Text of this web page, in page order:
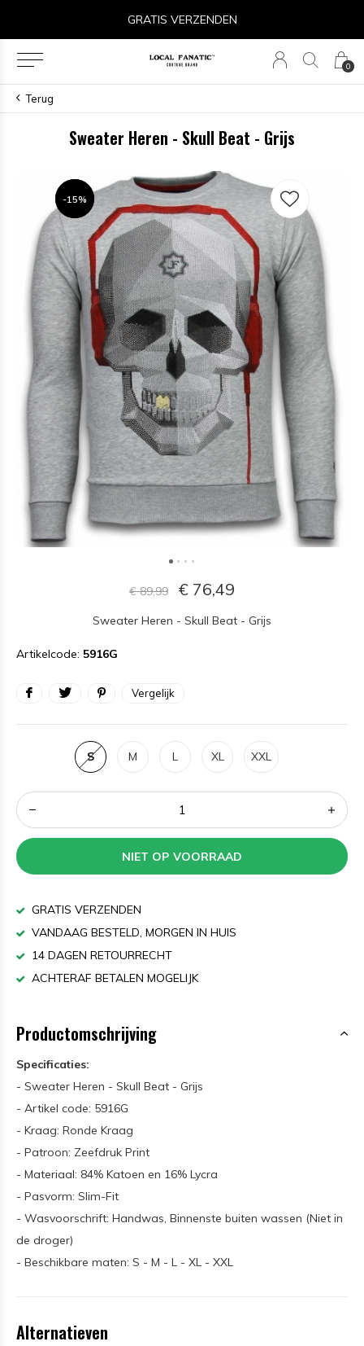
0
GRATIS VERZENDEN
Terug
Sweater Heren - Skull Beat - Grijs
-15%
-15%
€ 89,99 € 76,49
Sweater Heren - Skull Beat - Grijs
Artikelcode: 5916G
Vergelijk
S M L XL XXL
NIET OP VOORRAAD
GRATIS VERZENDEN
VANDAAG BESTELD, MORGEN IN HUIS
14 DAGEN RETOURRECHT
ACHTERAF BETALEN MOGELIJK
Productomschrijving
Specificaties:
- Sweater Heren - Skull Beat - Grijs
- Artikel code: 5916G
- Kraag: Ronde Kraag
- Patroon: Zeefdruk Print
- Materiaal: 84% Katoen en 16% Lycra
- Pasvorm: Slim-Fit
- Wasvoorschrift: Handwas, Binnenste buiten wassen (Niet in
de droger)
- Beschikbare maten: S - M - L - XL - XXL
Alternatieven